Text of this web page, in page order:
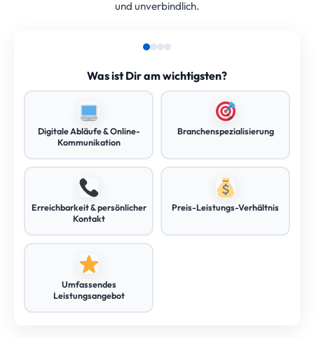
und unverbindlich.
Was ist Dir am wichtigsten?
Digitale Abläufe & Online-
Kommunikation
Branchenspezialisierung
Erreichbarkeit & persönlicher
Kontakt
Preis-Leistungs-Verhältnis
Umfassendes
Leistungsangebot